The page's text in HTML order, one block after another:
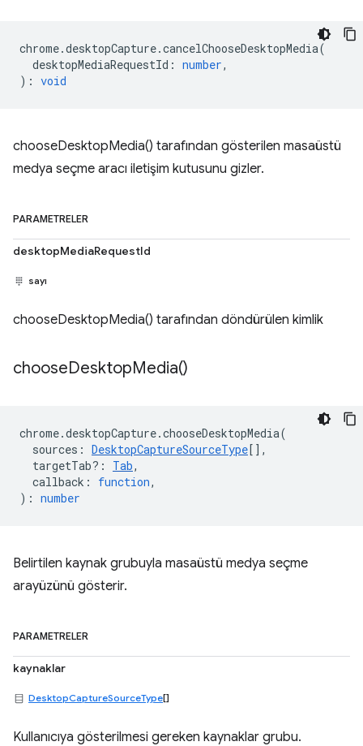
chrome.desktopCapture.cancelChooseDesktopMedia(
desktopMediaRequestId : number,
) : void
chooseDesktopMedia() tarafından gösterilen masaüstü
medya seçme aracı iletişim kutusunu gizler.
PARAMETRELER
desktopMediaRequestId
sayı
chooseDesktopMedia() tarafından döndürülen kimlik
chooseDesktopMedia()
chrome.desktopCapture.chooseDesktopMedia(
sources : DesktopCaptureSourceType[],
targetTab? : Tab,
callback : function,
) : number
Belirtilen kaynak grubuyla masaüstü medya seçme
arayüzünü gösterir.
PARAMETRELER
kaynaklar
DesktopCaptureSourceType[]
Kullanıcıya gösterilmesi gereken kaynaklar grubu.